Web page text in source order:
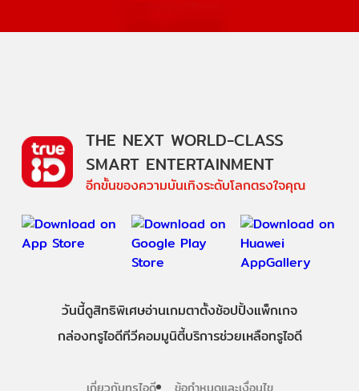
THE NEXT WORLD-CLASS
SMART ENTERTAINMENT
อีกขั้นของความบันเทิงระดับโลกตรงใจคุณ
วันนี้ดูสิทธิพิเศษอ่านเกมตาตั้งช้อปปิ้งแพ็กเกจ
กล่องทรูไอดีทีวีคอมมูนิตี้บริการช่วยเหลือทรูไอดี